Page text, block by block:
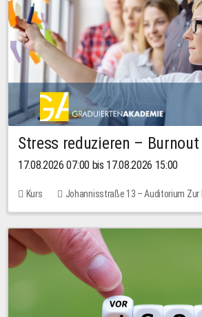
Stress reduzieren – Burnout
17.08.2026 07:00 bis 17.08.2026 15:00
Kurs Johannisstraße 13 – Auditorium Zur
10,00 EUR